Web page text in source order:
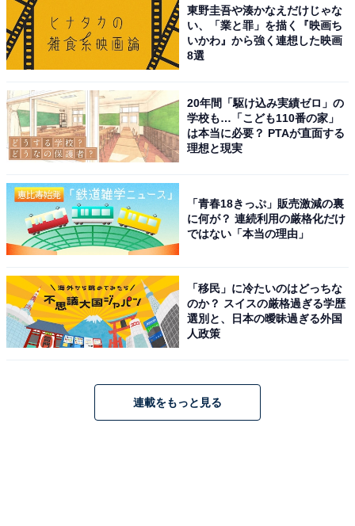
東野圭吾や湊かなえだけじゃな
い、「業と罪」を描く『映画ち
いかわ』から強く連想した映画
8選
20年間「駆け込み実績ゼロ」の
学校も…「こども110番の家」
は本当に必要？ PTAが直面する
理想と現実
「青春18きっぷ」販売激減の裏
に何が？ 連続利用の厳格化だけ
ではない「本当の理由」
「移民」に冷たいのはどっちな
のか？ スイスの厳格過ぎる学歴
選別と、日本の曖昧過ぎる外国
人政策
連載をもっと見る